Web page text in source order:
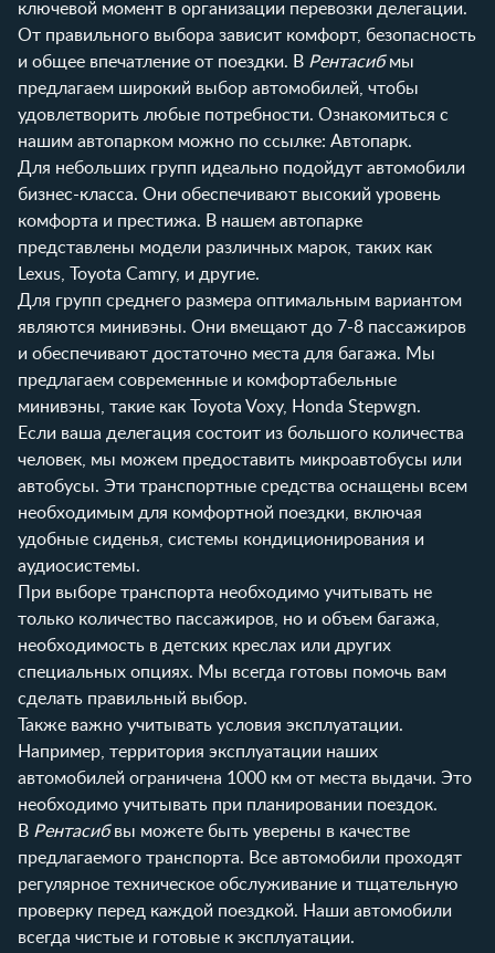
ключевой момент в организации перевозки делегации.
От правильного выбора зависит комфорт, безопасность
и общее впечатление от поездки. В Рентасибмы
предлагаем широкий выбор автомобилей, чтобы
удовлетворить любые потребности. Ознакомиться с
нашим автопарком можно по ссылке: Автопарк.
Для небольших групп идеально подойдут автомобили
бизнес-класса. Они обеспечивают высокий уровень
комфорта и престижа. В нашем автопарке
представлены модели различных марок, таких как
Lexus, Toyota Camry, и другие.
Для групп среднего размера оптимальным вариантом
являются минивэны. Они вмещают до 7-8 пассажиров
и обеспечивают достаточно места для багажа. Мы
предлагаем современные и комфортабельные
минивэны, такие как Toyota Voxy, Honda Stepwgn.
Если ваша делегация состоит из большого количества
человек, мы можем предоставить микроавтобусы или
автобусы. Эти транспортные средства оснащены всем
необходимым для комфортной поездки, включая
удобные сиденья, системы кондиционирования и
аудиосистемы.
При выборе транспорта необходимо учитывать не
только количество пассажиров, но и объем багажа,
необходимость в детских креслах или других
специальных опциях. Мы всегда готовы помочь вам
сделать правильный выбор.
Также важно учитывать условия эксплуатации.
Например, территория эксплуатации наших
автомобилей ограничена 1000 км от места выдачи. Это
необходимо учитывать при планировании поездок.
В Рентасибвы можете быть уверены в качестве
предлагаемого транспорта. Все автомобили проходят
регулярное техническое обслуживание и тщательную
проверку перед каждой поездкой. Наши автомобили
всегда чистые и готовые к эксплуатации.